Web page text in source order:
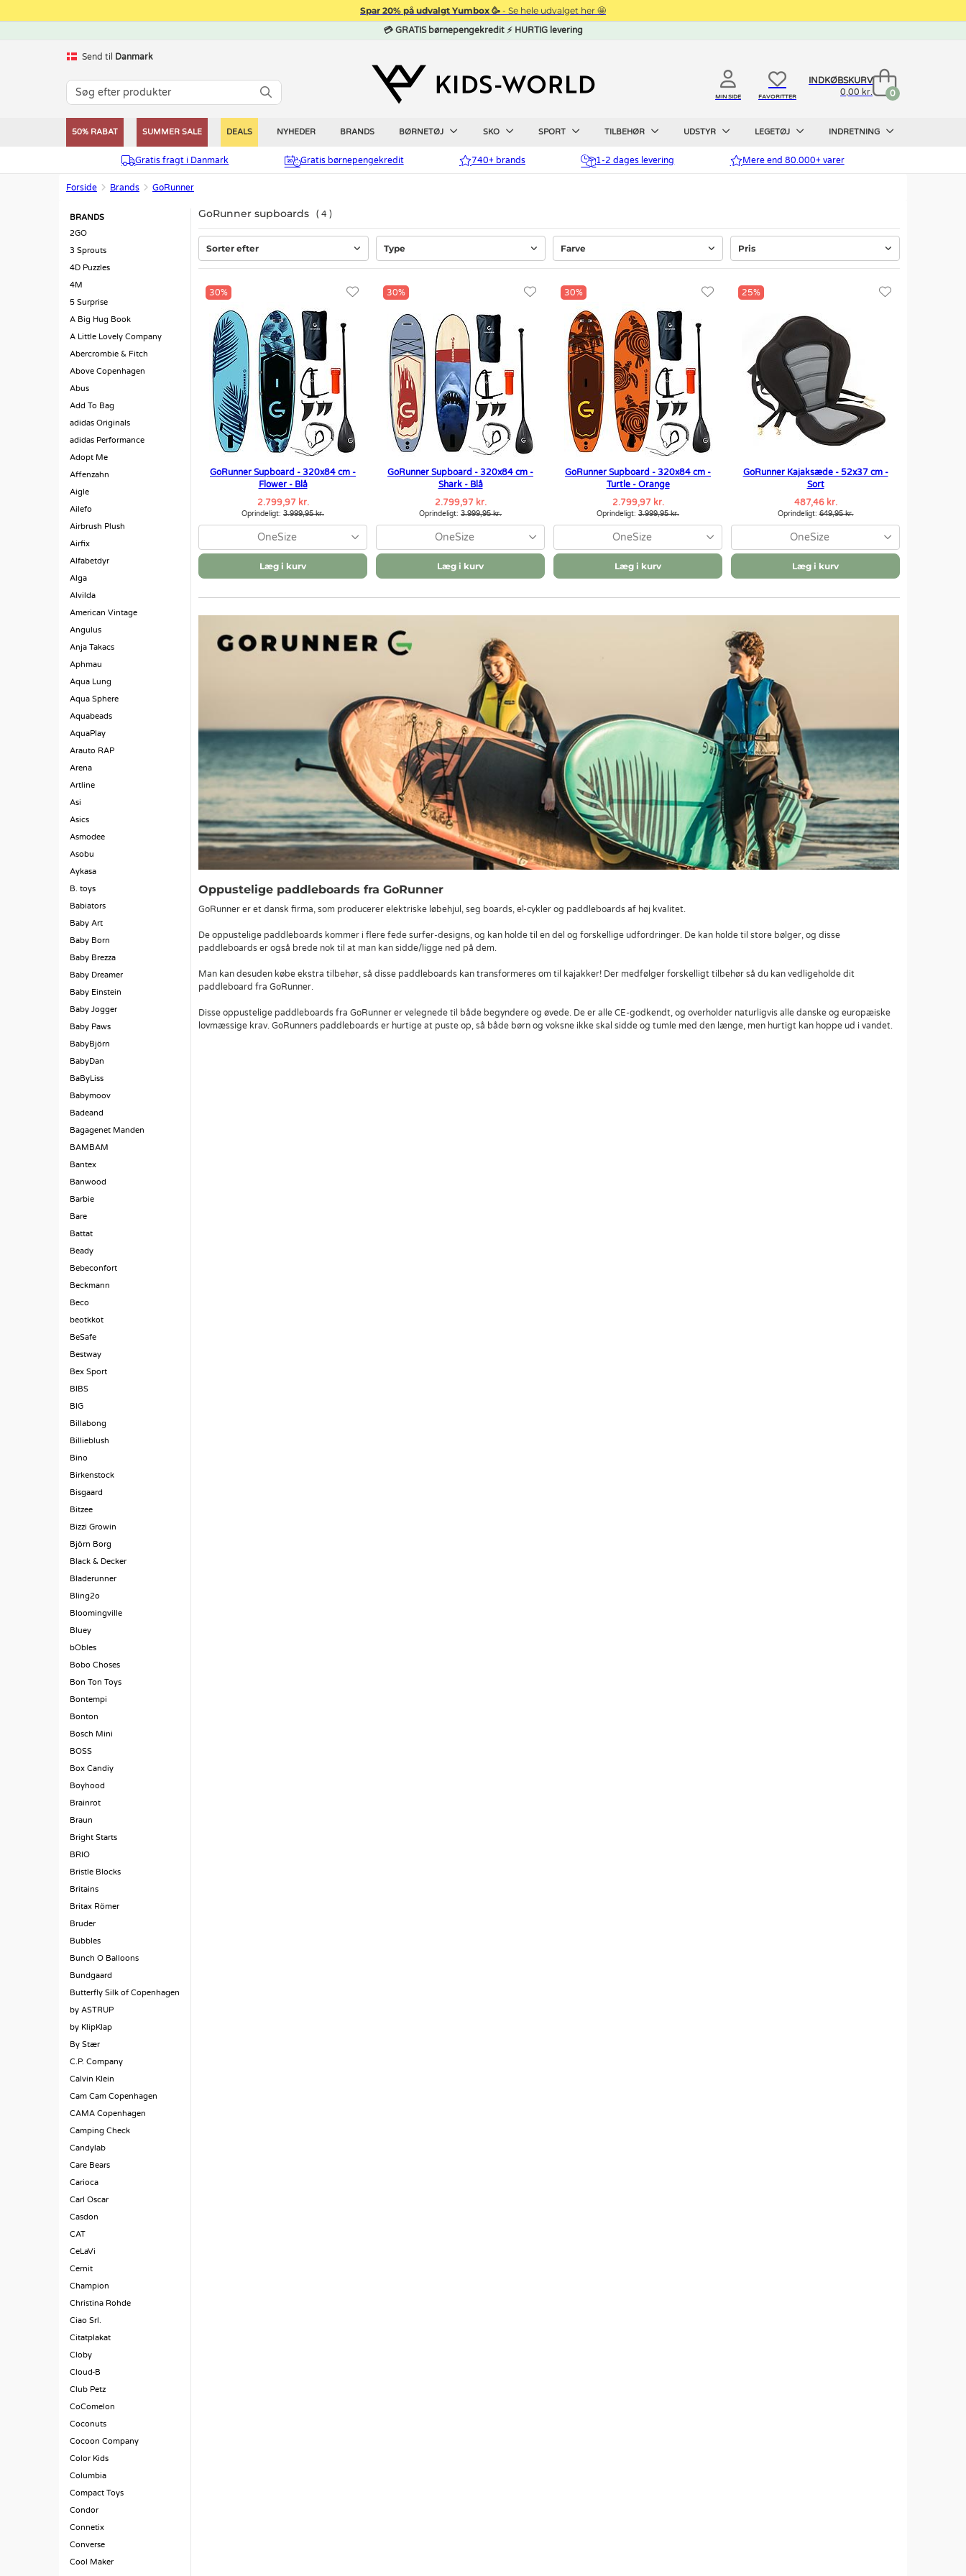
Spar 20% på udvalgt Yumbox 🥳 - Se hele udvalget her 🤩
💳 GRATIS børnepengekredit ⚡ HURTIG levering
Send til Danmark
MIN SIDE FAVORITTER
INDKØBSKURV
0,00 kr.
0
50% RABAT SUMMER SALE DEALS NYHEDER BRANDS BØRNETØJ SKO SPORT TILBEHØR UDSTYR LEGETØJ INDRETNING
Gratis fragt i Danmark Gratis børnepengekredit 740+ brands 1-2 dages levering Mere end 80.000+ varer
Forside Brands GoRunner
BRANDS
2GO
3 Sprouts
4D Puzzles
4M
5 Surprise
A Big Hug Book
A Little Lovely Company
Abercrombie & Fitch
Above Copenhagen
Abus
Add To Bag
adidas Originals
adidas Performance
Adopt Me
Affenzahn
Aigle
Ailefo
Airbrush Plush
Airfix
Alfabetdyr
Alga
Alvilda
American Vintage
Angulus
Anja Takacs
Aphmau
Aqua Lung
Aqua Sphere
Aquabeads
AquaPlay
Arauto RAP
Arena
Artline
Asi
Asics
Asmodee
Asobu
Aykasa
B. toys
Babiators
Baby Art
Baby Born
Baby Brezza
Baby Dreamer
Baby Einstein
Baby Jogger
Baby Paws
BabyBjörn
BabyDan
BaByLiss
Babymoov
Badeand
Bagagenet Manden
BAMBAM
Bantex
Banwood
Barbie
Bare
Battat
Beady
Bebeconfort
Beckmann
Beco
beotkkot
BeSafe
Bestway
Bex Sport
BIBS
BIG
Billabong
Billieblush
Bino
Birkenstock
Bisgaard
Bitzee
Bizzi Growin
Björn Borg
Black & Decker
Bladerunner
Bling2o
Bloomingville
Bluey
bObles
Bobo Choses
Bon Ton Toys
Bontempi
Bonton
Bosch Mini
BOSS
Box Candiy
Boyhood
Brainrot
Braun
Bright Starts
BRIO
Bristle Blocks
Britains
Britax Römer
Bruder
Bubbles
Bunch O Balloons
Bundgaard
Butterfly Silk of Copenhagen
by ASTRUP
by KlipKlap
By Stær
C.P. Company
Calvin Klein
Cam Cam Copenhagen
CAMA Copenhagen
Camping Check
Candylab
Care Bears
Carioca
Carl Oscar
Casdon
CAT
CeLaVi
Cernit
Champion
Christina Rohde
Ciao Srl.
Citatplakat
Cloby
Cloud-B
Club Petz
CoComelon
Coconuts
Cocoon Company
Color Kids
Columbia
Compact Toys
Condor
Connetix
Converse
Cool Maker
GoRunner supboards 4
Sorter efter Type Farve Pris
30%
GoRunner Supboard - 320x84 cm -
Flower - Blå
2.799,97 kr.
Oprindeligt: 3.999,95 kr.
OneSize
Læg i kurv
30%
GoRunner Supboard - 320x84 cm -
Shark - Blå
2.799,97 kr.
Oprindeligt: 3.999,95 kr.
OneSize
Læg i kurv
30%
GoRunner Supboard - 320x84 cm -
Turtle - Orange
2.799,97 kr.
Oprindeligt: 3.999,95 kr.
OneSize
Læg i kurv
25%
GoRunner Kajaksæde - 52x37 cm -
Sort
487,46 kr.
Oprindeligt:649,95 kr.
OneSize
Læg i kurv
Oppustelige paddleboards fra GoRunner
GoRunner er et dansk firma, som producerer elektriske løbehjul, seg boards, el-cykler og paddleboards af høj kvalitet.
De oppustelige paddleboards kommer i flere fede surfer-designs, og kan holde til en del og forskellige udfordringer. De kan holde til store bølger, og disse
paddleboards er også brede nok til at man kan sidde/ligge ned på dem.
Man kan desuden købe ekstra tilbehør, så disse paddleboards kan transformeres om til kajakker! Der medfølger forskelligt tilbehør så du kan vedligeholde dit
paddleboard fra GoRunner.
Disse oppustelige paddleboards fra GoRunner er velegnede til både begyndere og øvede. De er alle CE-godkendt, og overholder naturligvis alle danske og europæiske
lovmæssige krav. GoRunners paddleboards er hurtige at puste op, så både børn og voksne ikke skal sidde og tumle med den længe, men hurtigt kan hoppe ud i vandet.